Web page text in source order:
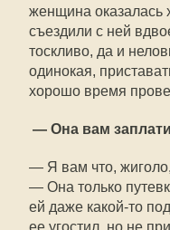
женщина оказалась
съездили с ней
тоскливо, да и
одинокая,
хорошо время
— Она вам
— Я вам что,
— Она только
ей даже какой-то
ее угостил, но не